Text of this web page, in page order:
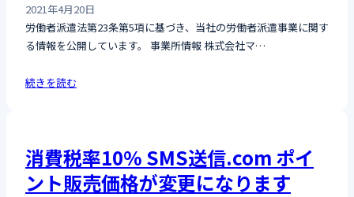
2021年4月20日
労働者派遣法第23条第5項に基づき、当社の労働者派遣事業に関す
る情報を公開しています。 事業所情報 株式会社マ…
続きを読む
消費税率10% SMS送信.com ポイ
ント販売価格が変更になります